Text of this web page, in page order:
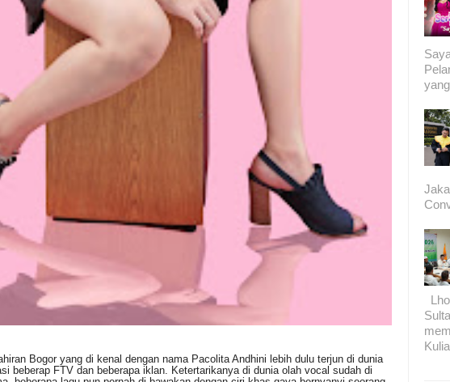
Bogor yang di kenal dengan nama Pacolita Andhini lebih dulu terjun di dunia
beberap FTV dan beberapa iklan. Ketertarikanya di dunia olah vocal sudah di